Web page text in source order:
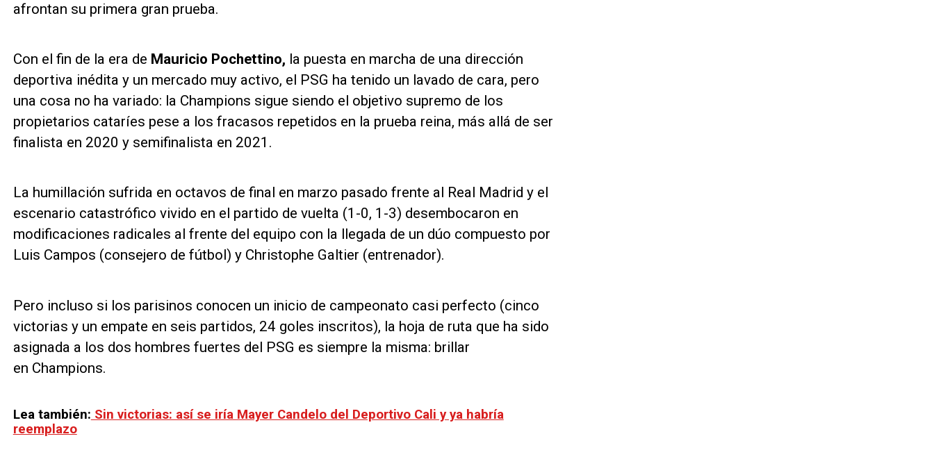
afrontan su primera gran prueba.
Con el fin de la era de Mauricio Pochettino, la puesta en marcha de una dirección
deportiva inédita y un mercado muy activo, el PSG ha tenido un lavado de cara, pero
una cosa no ha variado: la Champions sigue siendo el objetivo supremo de los
propietarios cataríes pese a los fracasos repetidos en la prueba reina, más allá de ser
finalista en 2020 y semifinalista en 2021.
La humillación sufrida en octavos de final en marzo pasado frente al Real Madrid y el
escenario catastrófico vivido en el partido de vuelta (1-0, 1-3) desembocaron en
modificaciones radicales al frente del equipo con la llegada de un dúo compuesto por
Luis Campos (consejero de fútbol) y Christophe Galtier (entrenador).
Pero incluso si los parisinos conocen un inicio de campeonato casi perfecto (cinco
victorias y un empate en seis partidos, 24 goles inscritos), la hoja de ruta que ha sido
asignada a los dos hombres fuertes del PSG es siempre la misma: brillar
en Champions.
Lea también: Sin victorias: así se iría Mayer Candelo del Deportivo Cali y ya habría
reemplazo